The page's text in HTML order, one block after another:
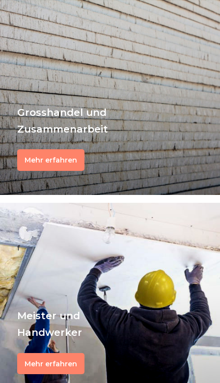
Grosshandel und
Zusammenarbeit
Mehr erfahren
f
Meister und
Handwerker
Mehr erfahren